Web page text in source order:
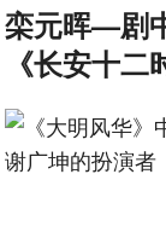
栾元晖—剧
《长安十